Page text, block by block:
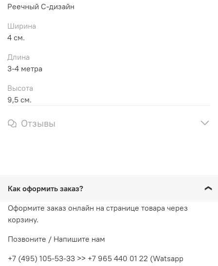
Реечный С-дизайн
Ширина
4 см.
Длина
3-4 метра
Высота
9,5 см.
Отзывы
Как оформить заказ?
Оформите заказ онлайн на странице товара через
корзину.
Позвоните / Напишите нам
+7 (495) 105-53-33 >> +7 965 440 01 22 (Watsapp